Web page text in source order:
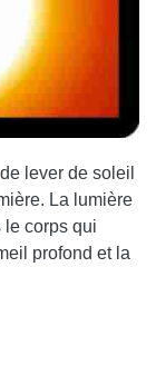
lever de soleil
La lumière
corps qui
profond et la